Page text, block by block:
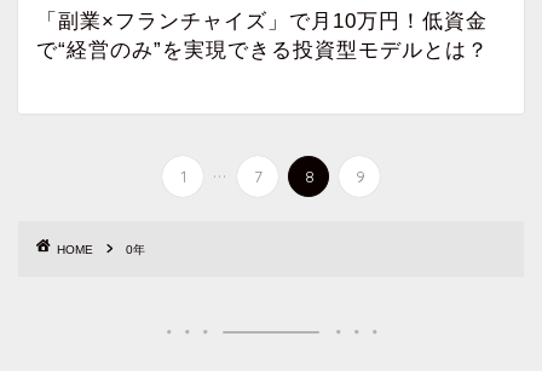
「副業×フランチャイズ」で月10万円！低資金
で“経営のみ”を実現できる投資型モデルとは？
1 ... 7 8 9
HOME 0年